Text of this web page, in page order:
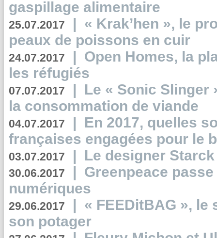
gaspillage alimentaire
25.07.2017 | « Krak’hen », le
peaux de poissons en cuir
24.07.2017 | Open Homes, la
les réfugiés
07.07.2017 | Le « Sonic Slinger
la consommation de viande
04.07.2017 | En 2017, quelles
françaises engagées pour le
03.07.2017 | Le designer
30.06.2017 | Greenpeace
numériques
29.06.2017 | « FEEDitBAG », le
son potager